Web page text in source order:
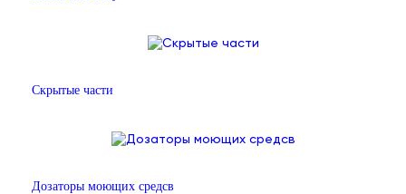
Скрытые части
Дозаторы моющих средсв